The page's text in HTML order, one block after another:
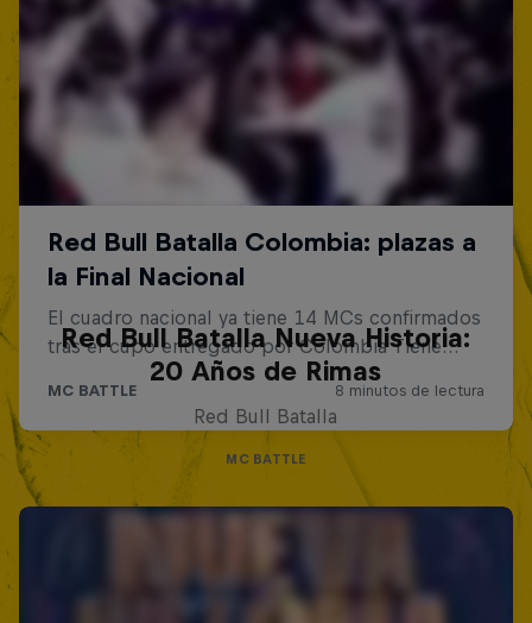
Red Bull Batalla Nueva Historia:
20 Años de Rimas
Red Bull Batalla
MC BATTLE